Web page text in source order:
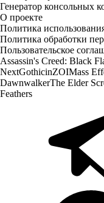
Генератор консольных
О проекте
Политика
Политика обработки
Пользовательское
Assassin's Creed: Black
NextGothicinZOIMass
DawnwalkerThe Elder
Feathers